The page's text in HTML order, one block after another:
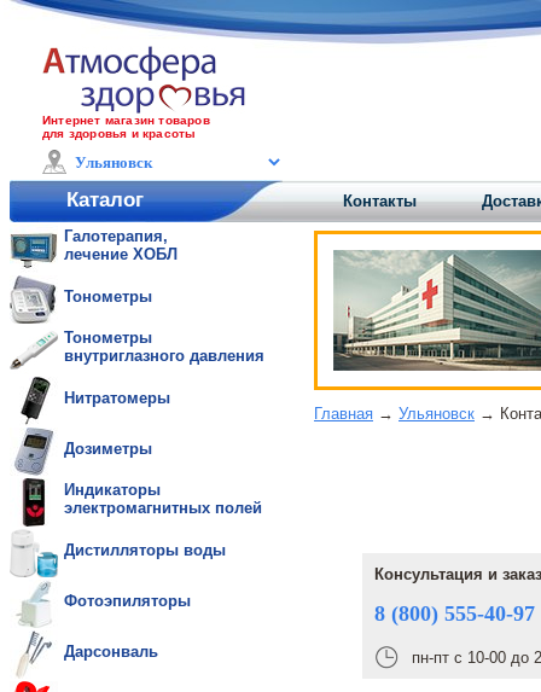
Интернет магазин товаров
для здоровья и красоты
Каталог Контакты
Галотерапия,
лечение ХОБЛ
Тонометры
Тонометры
внутриглазного давления
Нитратомеры
Дозиметры
Индикаторы
электромагнитных полей
Дистилляторы воды
Фотоэпиляторы
Дарсонваль
Главная → Ульяновск →
Консультация и
8 (800) 555-40-97
пн-пт с 10-00 до